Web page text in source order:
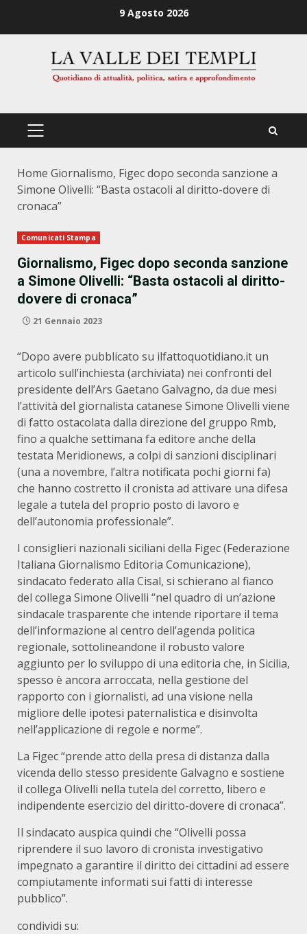
9 Agosto 2026
PRIMÄRES
Home Giornalismo, Figec dopo seconda sanzione a
Simone Olivelli: “Basta ostacoli al diritto-dovere di
cronaca”
Comunicati Stampa
Giornalismo, Figec dopo seconda sanzione
a Simone Olivelli: “Basta ostacoli al diritto-
dovere di cronaca”
21 Gennaio 2023
“Dopo avere pubblicato su ilfattoquotidiano.it un
articolo sull’inchiesta (archiviata) nei confronti del
presidente dell’Ars Gaetano Galvagno, da due mesi
l’attività del giornalista catanese Simone Olivelli viene
di fatto ostacolata dalla direzione del gruppo Rmb,
fino a qualche settimana fa editore anche della
testata Meridionews, a colpi di sanzioni disciplinari
(una a novembre, l’altra notificata pochi giorni fa)
che hanno costretto il cronista ad attivare una difesa
legale a tutela del proprio posto di lavoro e
dell’autonomia professionale”.
I consiglieri nazionali siciliani della Figec (Federazione
Italiana Giornalismo Editoria Comunicazione),
sindacato federato alla Cisal, si schierano al fianco
del collega Simone Olivelli “nel quadro di un’azione
sindacale trasparente che intende riportare il tema
dell’informazione al centro dell’agenda politica
regionale, sottolineandone il robusto valore
aggiunto per lo sviluppo di una editoria che, in Sicilia,
spesso è ancora arroccata, nella gestione del
rapporto con i giornalisti, ad una visione nella
migliore delle ipotesi paternalistica e disinvolta
nell’applicazione di regole e norme”.
La Figec “prende atto della presa di distanza dalla
vicenda dello stesso presidente Galvagno e sostiene
il collega Olivelli nella tutela del corretto, libero e
indipendente esercizio del diritto-dovere di cronaca”.
Il sindacato auspica quindi che “Olivelli possa
riprendere il suo lavoro di cronista investigativo
impegnato a garantire il diritto dei cittadini ad essere
compiutamente informati sui fatti di interesse
pubblico”.
condividi su: